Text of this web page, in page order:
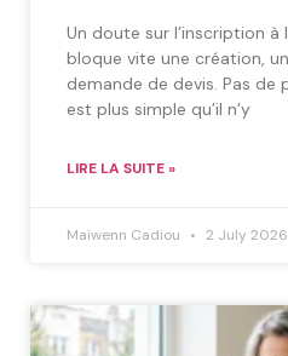
Un doute sur l’inscription
bloque vite une création,
demande de devis. Pas de
est plus simple qu’il n’y
LIRE LA SUITE »
Maïwenn Cadiou 2 July 2026